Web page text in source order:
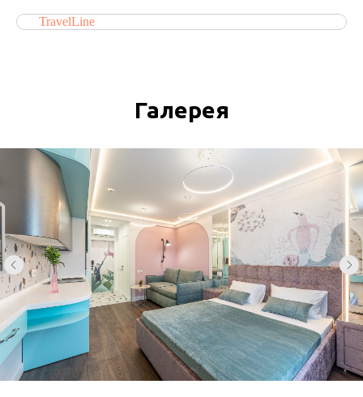
TravelLine
Галерея